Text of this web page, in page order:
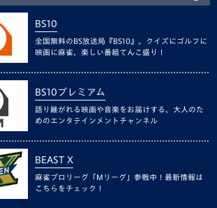
BS10
全国無料のBS放送局『BS10』。クイズにゴルフに
映画に麻雀、楽しい番組てんこ盛り！
BS10プレミアム
語り継がれる映画や音楽をお届けする、大人のた
めのエンタテインメントチャンネル
BEAST X
麻雀プロリーグ「Mリーグ」参戦中！最新情報は
こちらをチェック！